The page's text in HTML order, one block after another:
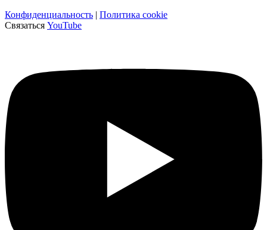
Конфиденциальность | Политика cookie
Связаться YouTube